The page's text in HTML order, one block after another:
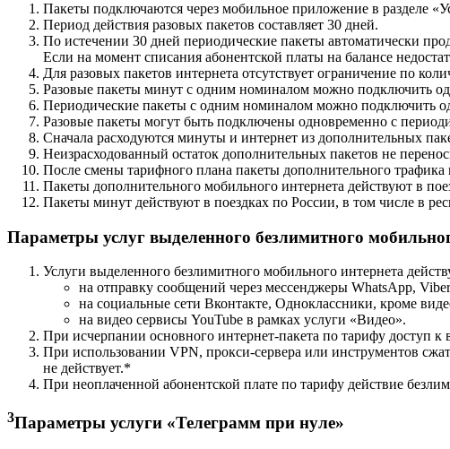
Пакеты подключаются через мобильное приложение в разделе
Период действия разовых пакетов составляет 30 дней.
По истечении 30 дней периодические пакеты автоматически
Если на момент списания абонентской платы на балансе
Для разовых пакетов интернета отсутствует ограничение по
Разовые пакеты минут с одним номиналом можно подключить
Периодические пакеты с одним номиналом можно подключить
Разовые пакеты могут быть подключены одновременно с
Сначала расходуются минуты и интернет из дополнительных
Неизрасходованный остаток дополнительных пакетов не
После смены тарифного плана пакеты дополнительного
Пакеты дополнительного мобильного интернета действуют в
Пакеты минут действуют в поездках по России, в том числе в
Параметры услуг выделенного безлимитного
Услуги выделенного безлимитного мобильного интернета
на отправку сообщений через мессенджеры WhatsApp,
на социальные сети Вконтакте, Одноклассники, кроме
на видео сервисы YouTube в рамках услуги «Видео».
При исчерпании основного интернет-пакета по тарифу доступ
При использовании VPN, прокси-сервера или инструментов
не действует.*
При неоплаченной абонентской плате по тарифу действие
3Параметры услуги «Телеграмм при нуле»